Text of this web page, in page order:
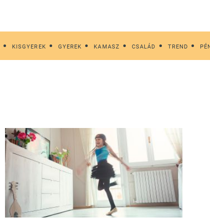
KISGYEREK GYEREK KAMASZ CSALÁD TREND